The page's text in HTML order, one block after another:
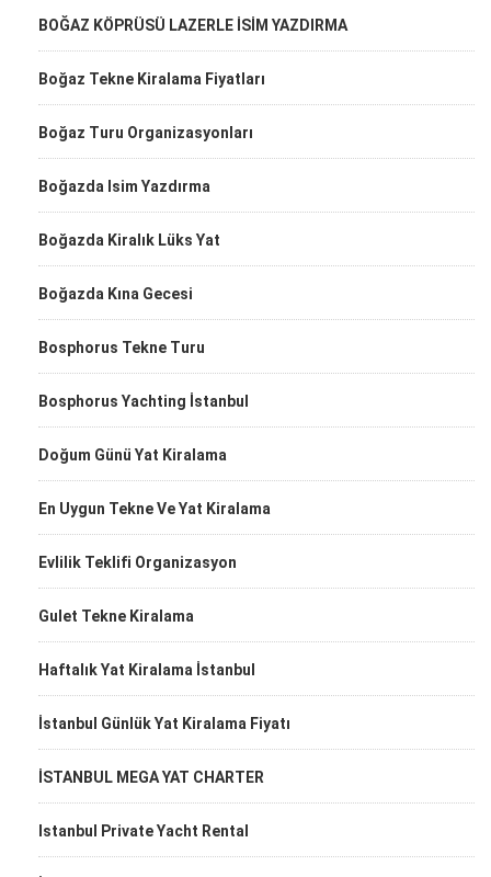
BOĞAZ KÖPRÜSÜ LAZERLE İSİM YAZDIRMA
Boğaz Tekne Kiralama Fiyatları
Boğaz Turu Organizasyonları
Boğazda Isim Yazdırma
Boğazda Kiralık Lüks Yat
Boğazda Kına Gecesi
Bosphorus Tekne Turu
Bosphorus Yachting İstanbul
Doğum Günü Yat Kiralama
En Uygun Tekne Ve Yat Kiralama
Evlilik Teklifi Organizasyon
Gulet Tekne Kiralama
Haftalık Yat Kiralama İstanbul
İstanbul Günlük Yat Kiralama Fiyatı
İSTANBUL MEGA YAT CHARTER
Istanbul Private Yacht Rental